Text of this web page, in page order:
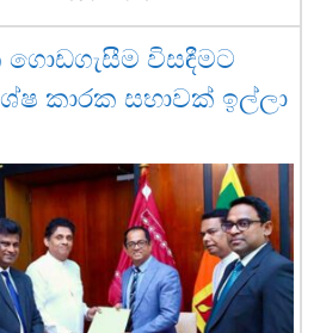
විසඳීමට
කාරක සභාවක් ඉල්ලා